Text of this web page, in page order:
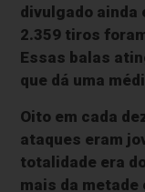
divulgado ainda
2.359 tiros
Essas balas
que dá uma
Oito em cada
ataques eram
totalidade era
mais da metade